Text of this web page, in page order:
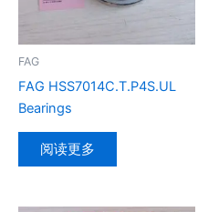
FAG
FAG HSS7014C.T.P4S.UL
Bearings
阅读更多